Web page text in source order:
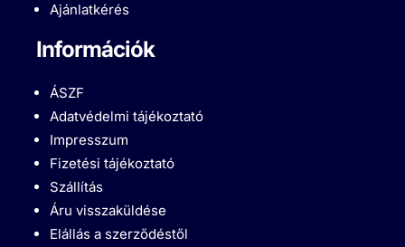
Ajánlatkérés
Információk
ÁSZF
Adatvédelmi tájékoztató
Impresszum
Fizetési tájékoztató
Szállítás
Áru visszaküldése
Elállás a szerződéstől